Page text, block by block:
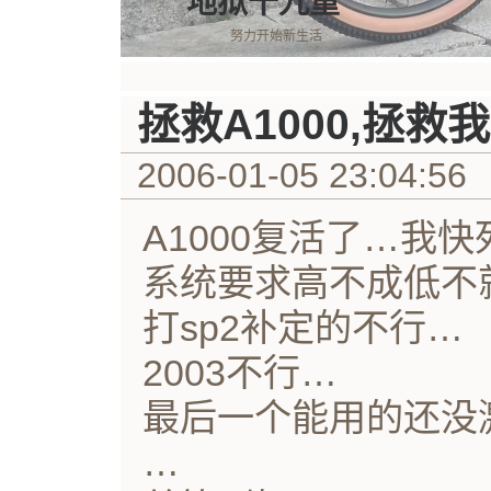
努力开始新生活
拯救A1000,拯救
2006-01-05 23:04:56
A1000复活了…我
系统要求高不成低
打sp2补定的不行…
2003不行…
最后一个能用的还
…